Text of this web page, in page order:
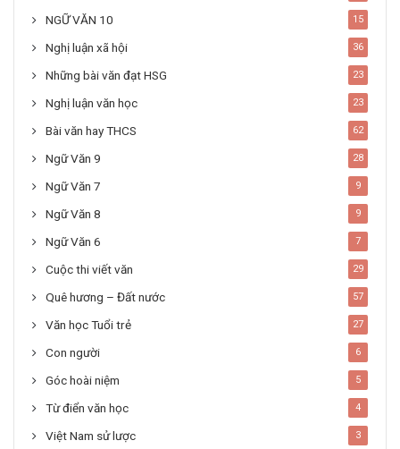
NGỮ VĂN 10 15
Nghị luận xã hội 36
Những bài văn đạt HSG 23
Nghị luận văn học 23
Bài văn hay THCS 62
Ngữ Văn 9 28
Ngữ Văn 7 9
Ngữ Văn 8 9
Ngữ Văn 6 7
Cuộc thi viết văn 29
Quê hương – Đất nước 57
Văn học Tuổi trẻ 27
Con người 6
Góc hoài niệm 5
Từ điển văn học 4
Việt Nam sử lược 3